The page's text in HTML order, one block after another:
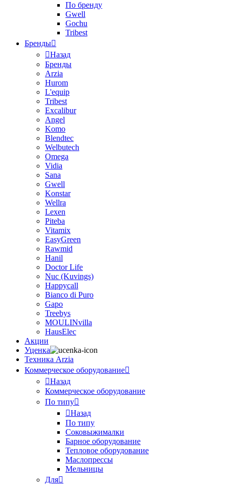
По бренду
Gwell
Gochu
Tribest
Бренды
Назад
Бренды
Arzia
Hurom
L'equip
Tribest
Excalibur
Angel
Komo
Blendtec
Welbutech
Omega
Vidia
Sana
Gwell
Konstar
Wellra
Lexen
Piteba
Vitamix
EasyGreen
Rawmid
Hanil
Doctor Life
Nuc (Kuvings)
Happycall
Bianco di Puro
Gapo
Treebys
MOULINvilla
HausElec
Акции
Уценка
Техника Arzia
Коммерческое оборудование
Назад
Коммерческое оборудование
По типу
Назад
По типу
Соковыжималки
Барное оборудование
Тепловое оборудование
Маслопрессы
Мельницы
Для